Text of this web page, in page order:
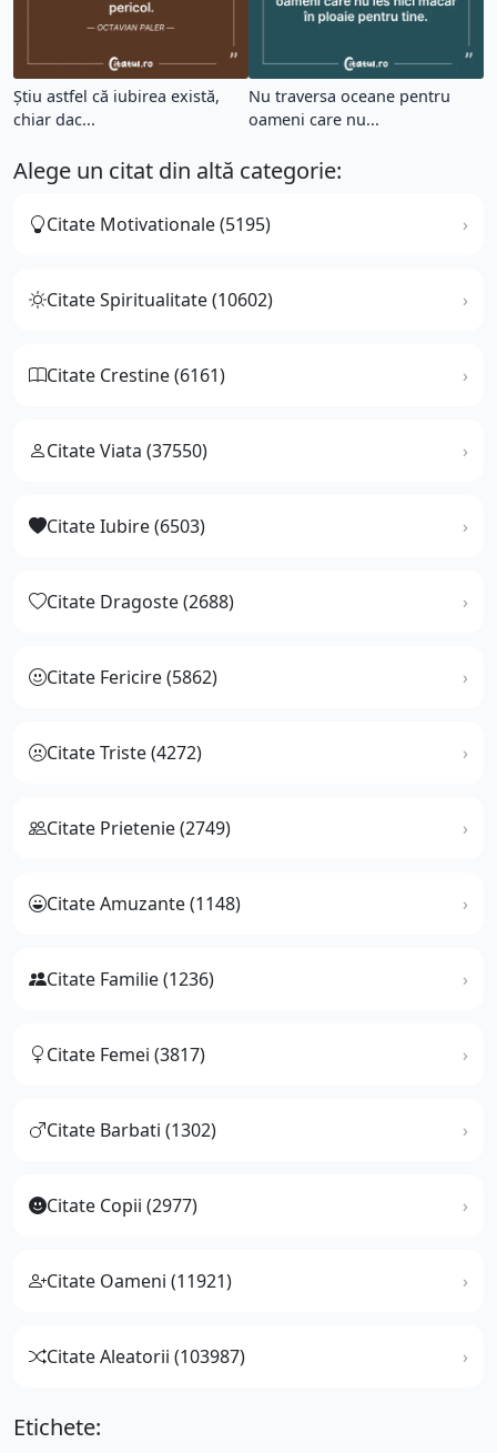
Ştiu astfel că iubirea există,
chiar dac...
Nu traversa oceane pentru
oameni care nu...
Alege un citat din altă categorie:
Citate Motivationale (5195)
Citate Spiritualitate (10602)
Citate Crestine (6161)
Citate Viata (37550)
Citate Iubire (6503)
Citate Dragoste (2688)
Citate Fericire (5862)
Citate Triste (4272)
Citate Prietenie (2749)
Citate Amuzante (1148)
Citate Familie (1236)
Citate Femei (3817)
Citate Barbati (1302)
Citate Copii (2977)
Citate Oameni (11921)
Citate Aleatorii (103987)
Etichete: